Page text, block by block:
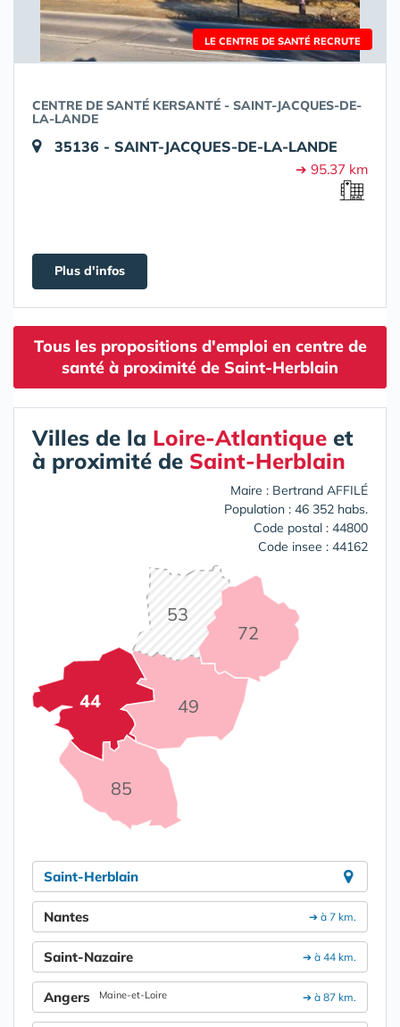
LE CENTRE DE SANTÉ RECRUTE
CENTRE DE SANTÉ KERSANTÉ - SAINT-JACQUES-DE-
LA-LANDE
35136 - SAINT-JACQUES-DE-LA-LANDE
➔ 95.37 km
Plus d'infos
Tous les propositions d'emploi en centre de
santé à proximité de Saint-Herblain
Villes de la Loire-Atlantique et
à proximité de Saint-Herblain
Maire : Bertrand AFFILÉ
Population : 46 352 habs.
Code postal : 44800
Code insee : 44162
44 49
53
72
85
Saint-Herblain
➔ à 7 km.
Nantes
➔ à 44 km.
Saint-Nazaire
➔ à 87 km.
Angers Maine-et-Loire